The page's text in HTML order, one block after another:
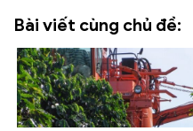
Bài viết cùng chủ đề: